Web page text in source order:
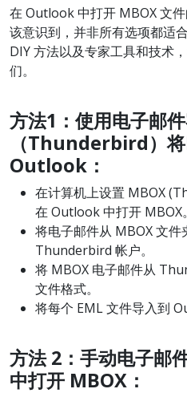
在 Outlook 中打开 MBOX 文
该意识到，并非所有选项都适
DIY 方法以及专家工具和技术
们。
方法1 ：使用电子邮
（Thunderbird）将
Outlook ：
在计算机上设置 MBOX
在 Outlook 中打开 MBOX。
将电子邮件从 MBOX 文件
Thunderbird 帐户。
将 MBOX 电子邮件从
文件格式。
将每个 EML 文件导入到
方法2 ：手动电子邮
中打开 MBOX ：